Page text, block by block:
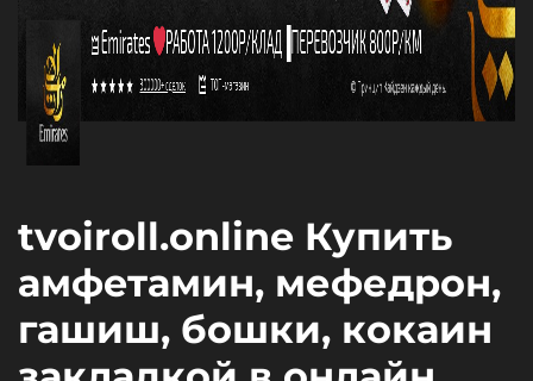
tvoiroll.online Купить
амфетамин, мефедрон,
гашиш, бошки, кокаин